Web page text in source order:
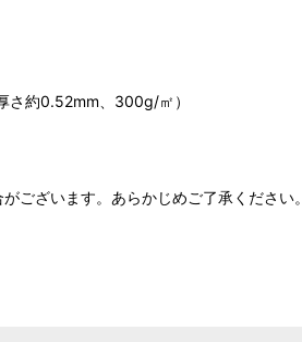
さ約0.52mm、300g/㎡）
ございます。あらかじめご了承ください。